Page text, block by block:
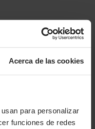
Acerca de las cookies
para personalizar
funciones de redes